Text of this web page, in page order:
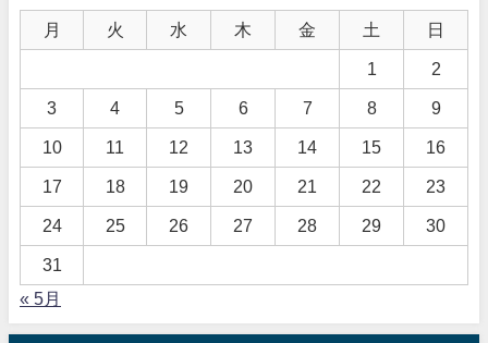
月 火 水 木 金 土 日
1 2
3 4 5 6 7 8 9
10 11 12 13 14 15 16
17 18 19 20 21 22 23
24 25 26 27 28 29 30
31
« 5月